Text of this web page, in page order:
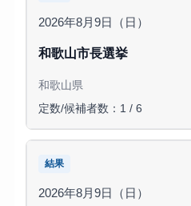
2026年8月9日（日）
和歌山市長選挙
和歌山県
定数/候補者数：1 / 6
結果
2026年8月9日（日）